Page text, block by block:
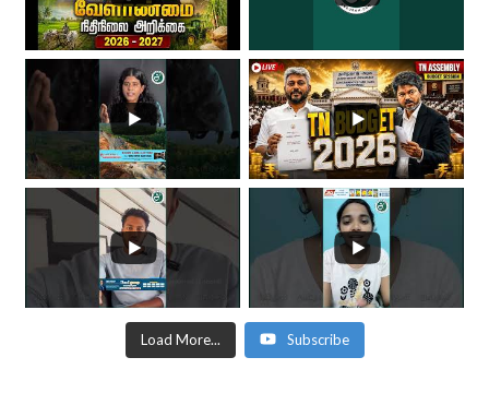
Load More... Subscribe